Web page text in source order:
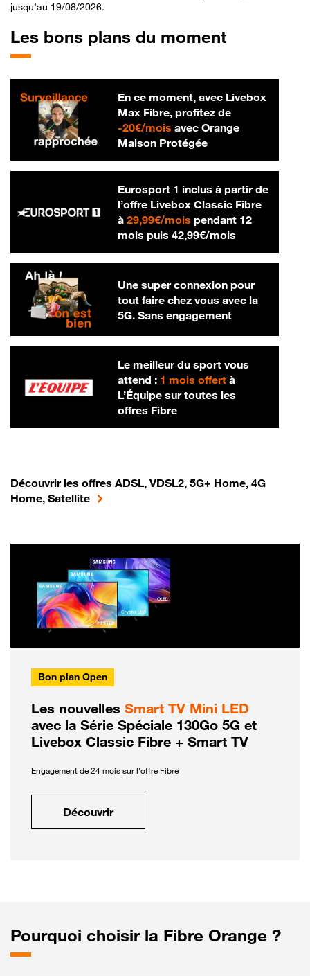
jusqu’au 19/08/2026.
Les bons plans du moment
En ce moment, avec Livebox
Max Fibre, profitez de
-20€/mois20 € par mois
avec Orange
Maison Protégée
Eurosport 1 inclus à partir de
l’offre Livebox Classic Fibre
à 29,99€/mois29,99 € par mois
pendant 12
mois puis 42,99€/mois42,99 € par
Une super connexion pour
tout faire chez vous avec la
5G. Sans engagement
Le meilleur du sport vous
attend : 1 mois offertà
L’Équipe sur toutes les
offres Fibre
Découvrir les offres ADSL, VDSL2, 5G+ Home, 4G
Home, Satellite
Bon plan Open
Les nouvelles Smart TV Mini LED
avec la Série Spéciale 130Go 5G et
Livebox Classic Fibre + Smart TV
Engagement de 24 mois sur l'offre Fibre
Découvrir
Pourquoi choisir la Fibre Orange ?